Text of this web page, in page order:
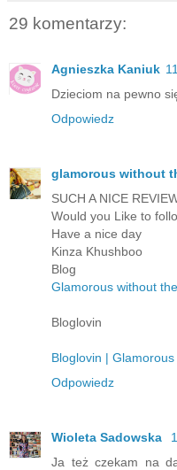
29 komentarzy:
Agnieszka Kaniuk
Dzieciom na pewno
Odpowiedz
glamorous without
SUCH A NICE
Would you Like to
Have a nice day
Kinza Khushboo
Blog
Glamorous without
Bloglovin
Bloglovin |
Odpowiedz
Wioleta Sadowska
Ja też czekam na